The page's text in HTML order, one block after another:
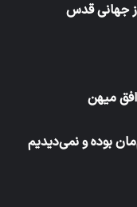
جهانی قدس
میهن
بوده و نمی‌دیدیم